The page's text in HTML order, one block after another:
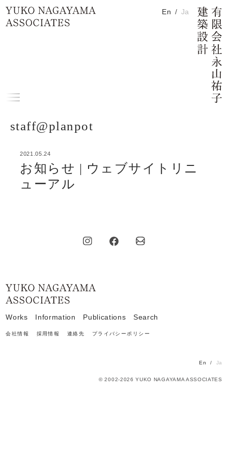
メイン コンテンツにスキップ
ュ
Home En Ja
staff@planpot
2021.05.24
お知らせ | ウェブサイトリニ
ューアル
お知らせ | ウェブサイトリニューアル詳細へ
Works Information Publications Search
会社情報 採用情報 連絡先 プライバシーポリシー
En Ja
© 2002-2026 YUKO NAGAYAMA ASSOCIATES